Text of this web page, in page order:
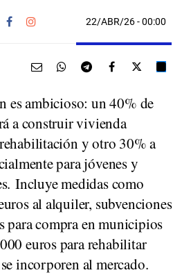
22/ABR/26- 00:00
es ambicioso: un 40% de
a construir vivienda
y otro 30% a
para jóvenes y
Incluye medidas como
al alquiler, subvenciones
para compra en municipios
euros para rehabilitar
incorporen al mercado.